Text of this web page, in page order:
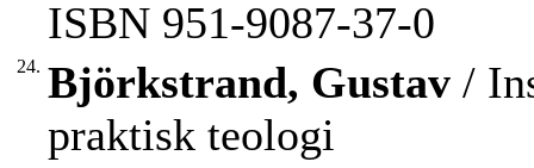
ISBN 951-9087-37-0
24. Björkstrand, Gustav /
praktisk teologi